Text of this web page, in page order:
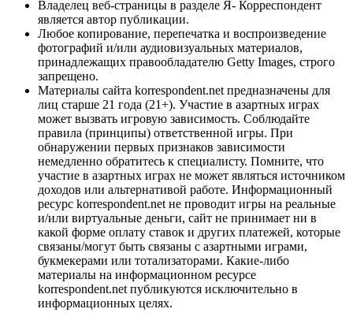
Владелец веб-страницы в разделе Я- Корреспондент
является автор публикации.
Любое копирование, перепечатка и воспроизведение
фотографий и/или аудиовизуальных материалов,
принадлежащих правообладателю Getty Images, строго
запрещено.
Материалы сайта korrespondent.net предназначены для
лиц старше 21 года (21+). Участие в азартных играх
может вызвать игровую зависимость. Соблюдайте
правила (принципы) ответственной игры. При
обнаружении первых признаков зависимости
немедленно обратитесь к специалисту. Помните, что
участие в азартных играх не может являться источником
доходов или альтернативой работе. Информационный
ресурс korrespondent.net не проводит игры на реальные
и/или виртуальные деньги, сайт не принимает ни в
какой форме оплату ставок и других платежей, которые
связаны/могут быть связаны с азартными играми,
букмекерами или тотализаторами. Какие-либо
материалы на информационном ресурсе
korrespondent.net публикуются исключительно в
информационных целях.